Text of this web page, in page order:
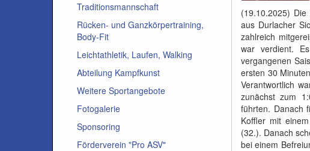
Traditionsmannschaft
Rücken- und Ganzkörpertraining,
Body-Fit
Leichtathletik, Laufen, Walking
Abteilung Kampfkunst
Weitere Sportangebote
Fotogalerie
Sponsoring
Förderverein "Pro ASV"
(19.10.2025)
aus Durlacher
zahlreich
war verdient.
vergangenen
ersten 30
Verantwortlich
zunächst zum
führten. Danach
Koffler mit
(32.). Danach
bei einem